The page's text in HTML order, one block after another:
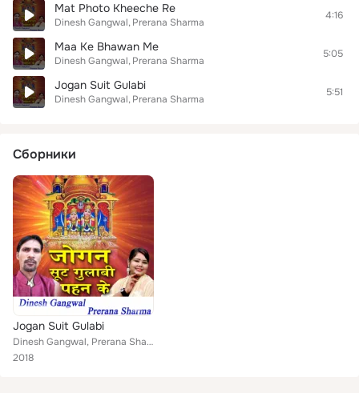
Mat Photo Kheeche Re
Dinesh Gangwal Prerana Sharma
4:16
Maa Ke Bhawan Me
Dinesh Gangwal Prerana Sharma
5:05
Jogan Suit Gulabi
Dinesh Gangwal Prerana Sharma
5:51
Сборники
Jogan Suit Gulabi
Dinesh Gangwal, Prerana Sharma
2018